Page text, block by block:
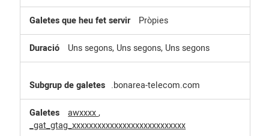
Pròpies
Uns segons, Uns segons, Uns segons
.bonarea-telecom.com
awxxxx,
_gat_gtag_xxxxxxxxxxxxxxxxxxxxxxxxxxx